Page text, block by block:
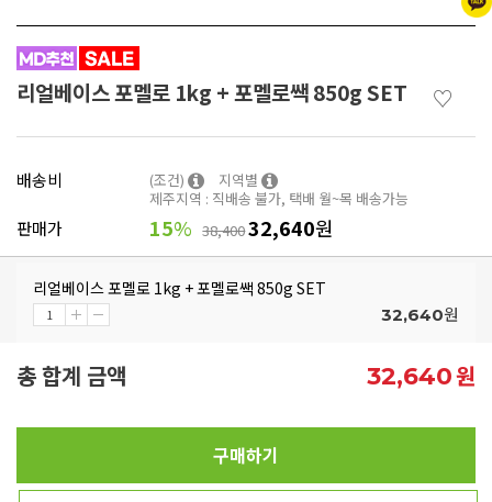
리얼베이스 포멜로 1kg + 포멜로쌕 850g SET ♡
배송비 (조건)
지역별
제주지역 : 직배송 불가, 택배 월~목 배송가능
판매가 15% 38,40032,640원
리얼베이스 포멜로 1kg + 포멜로쌕 850g SET
32,640원
총 합계 금액 32,640원
구매하기